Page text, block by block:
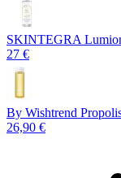
SKINTEGRA
27 €
By Wishtrend
26,90 €